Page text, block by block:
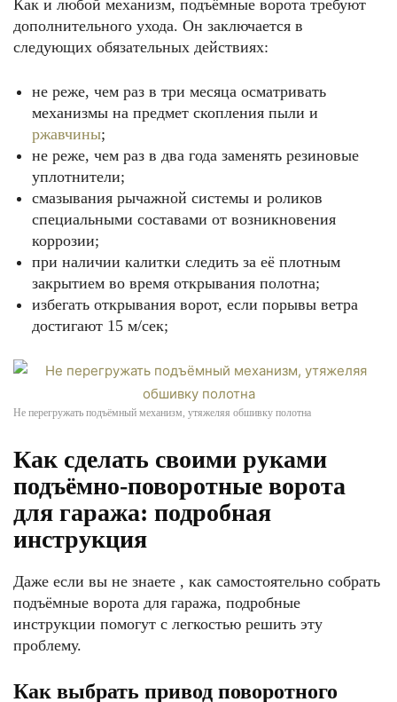
Как и любой механизм, подъёмные ворота требуют
дополнительного ухода. Он заключается в
следующих обязательных действиях:
не реже, чем раз в три месяца осматривать
механизмы на предмет скопления пыли и
ржавчины;
не реже, чем раз в два года заменять резиновые
уплотнители;
смазывания рычажной системы и роликов
специальными составами от возникновения
коррозии;
при наличии калитки следить за её плотным
закрытием во время открывания полотна;
избегать открывания ворот, если порывы ветра
достигают 15 м/сек;
Не перегружать подъёмный механизм, утяжеляя обшивку полотна
Как сделать своими руками
подъёмно-поворотные ворота
для гаража: подробная
инструкция
Даже если вы не знаете , как самостоятельно собрать
подъёмные ворота для гаража, подробные
инструкции помогут с легкостью решить эту
проблему.
Как выбрать привод поворотного